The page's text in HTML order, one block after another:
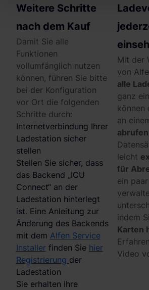
Wir verwenden Cookies, um Inhalte
personalisieren, Funktionen für soziale
zu können und die Zugriffe auf unsere
analysieren. Außerdem geben wir
Verwendung unserer Website an
soziale Medien, Werbung und
Partner führen diese Informationen
weiteren Daten zusammen, die du
hast oder die sie im Rahmen deiner
gesammelt haben. Weitere
unserer
Datenschutzerklärungund
Impressum
Weitere Schritte
nach dem Kauf
Damit Sie alle
Funktionen
vollumfänglich nutzen
können, führen Sie bitte
bei der Konfiguration
vor Ort die folgenden
Schritte durch:
Internetverbindung Ihrer
Ladestation sicher
stellen
Stellen Sie sicher, dass
das Backend „ICU
Connect“ an der
Ladestation hinterlegt
ist. Eine Anleitung zur
Änderung des Backends
mit dem Alfen Service
Installerfinden Sie hier
Registrierung der
Ladestation
Sie erhalten Ihre
Mit der
von
alle
ganz
können
an
abrufen
leicht
für
ein
indem
Karten
Video